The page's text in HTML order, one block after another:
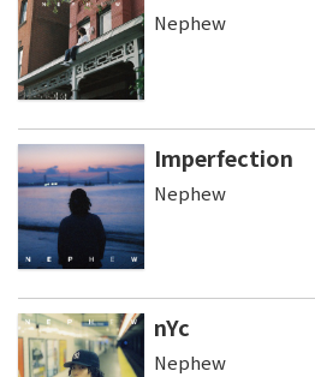
Nephew
Imperfection
Nephew
nYc
Nephew